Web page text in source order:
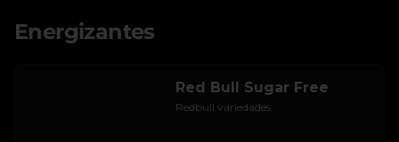
Energizantes
Red Bull Sugar Free
Redbull variedades.